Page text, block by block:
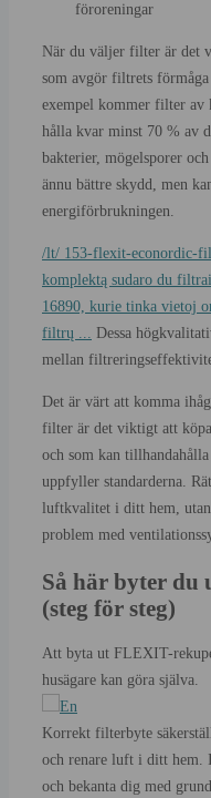
föroreningar
När du väljer filter är det
som avgör filtrets
exempel kommer filter av
hålla kvar minst 70 % av
bakterier, mögelsporer
ännu bättre skydd, men
energiförbrukningen.
/lt/ 153-flexit-econordic-
komplektą sudaro du
16890, kurie tinka vietoj
filtrų ... Dessa
mellan
Det är värt att komma
filter är det viktigt att
och som kan
uppfyller standarderna.
luftkvalitet i ditt hem,
problem med
Så här byter
(steg för steg)
Att byta ut FLEXIT-
husägare kan göra själva.
Korrekt filterbyte
och renare luft i ditt hem.
och bekanta dig med